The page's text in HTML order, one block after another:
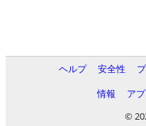
ヘルプ 安全性
情報
ア
©